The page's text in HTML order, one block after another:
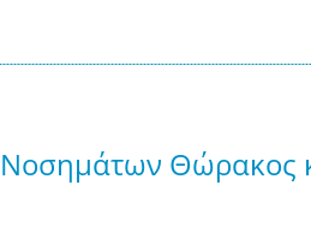
Νοσημάτων Θώρακος